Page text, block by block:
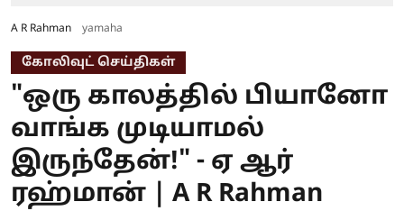
A R Rahman yamaha
கோலிவுட் செய்திகள்
"ஒரு காலத்தில் பியானோ
வாங்க முடியாமல்
இருந்தேன்!" - ஏ ஆர்
ரஹ்மான் | A R Rahman